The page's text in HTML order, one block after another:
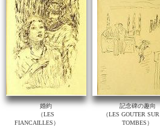
婚約
（LES
FIANCAILLES）
記念碑の趣向
（LES GOUTER
TOMBES）